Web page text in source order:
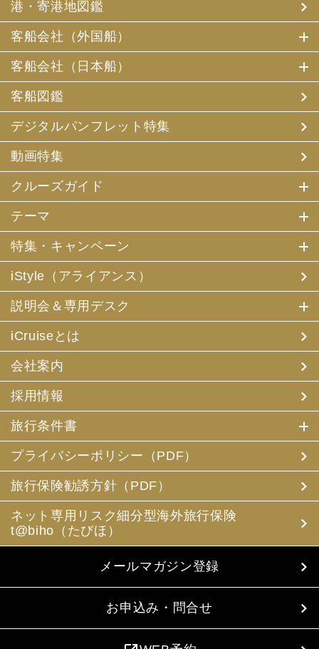
港・寄港地図鑑
客船会社（外国船）
客船会社（日本船）
客船図鑑
デジタルパンフレット特集
動画特集
クルーズガイド
テーマ
特集・キャンペーン
iStyle（アライアンス）
説明会＆専用デスク
iCruiseとは
会社案内
採用情報
旅行条件書
プライバシーポリシー（PDF）
旅行保険勧誘方針（PDF）
ネット専用リスク細分型海外旅行保険
t@biho（たびほ）
メールマガジン登録
お申込み・問合せ